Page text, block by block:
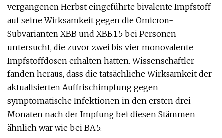
vergangenen Herbst eingeführte bivalente Impfstoff
auf seine Wirksamkeit gegen die Omicron-
Subvarianten XBB und XBB.1.5 bei Personen
untersucht, die zuvor zwei bis vier monovalente
Impfstoffdosen erhalten hatten. Wissenschaftler
fanden heraus, dass die tatsächliche Wirksamkeit der
aktualisierten Auffrischimpfung gegen
symptomatische Infektionen in den ersten drei
Monaten nach der Impfung bei diesen Stämmen
ähnlich war wie bei BA.5.